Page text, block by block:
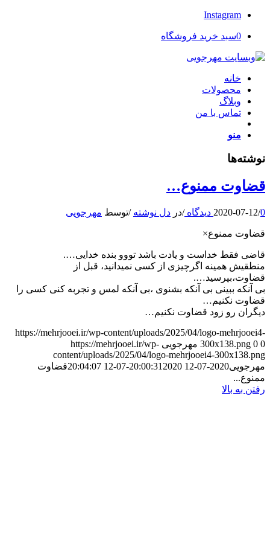
Instagram
0سبد خرید فروشگاه
خانه
محصولات
وبلاگ
تماس با من
منو
نوشته‌ها
قضاوت ممنوع…
2020-07-12/0 دیدگاه /در دل نوشته /توسط مهرجویی
قضاوت ممنوع×
قاضی فقط خداست و یادت باشد تووو بنده خدایی….
منطقیش همینه اگرچیزی از کسی نمیدانید، قبل از
قضاوت،بپرسید….
بی آنکه ببینی بی آنکه بشنوی ،بی آنکه لمس و تجربه کنی کسی را
قضاوت نکنیم…
دیگران رو زود قضاوت نکنیم…
https://mehrjooei.ir/wp-content/uploads/2025/04/logo-mehrjooei4-
300x138.png 0 0 مهرجویی https://mehrjooei.ir/wp-
content/uploads/2025/04/logo-mehrjooei4-300x138.png
مهرجویی2020-07-12 20:00:31
2020-07-12 20:04:07
قضاوت
ممنوع...
رفتن به بالا